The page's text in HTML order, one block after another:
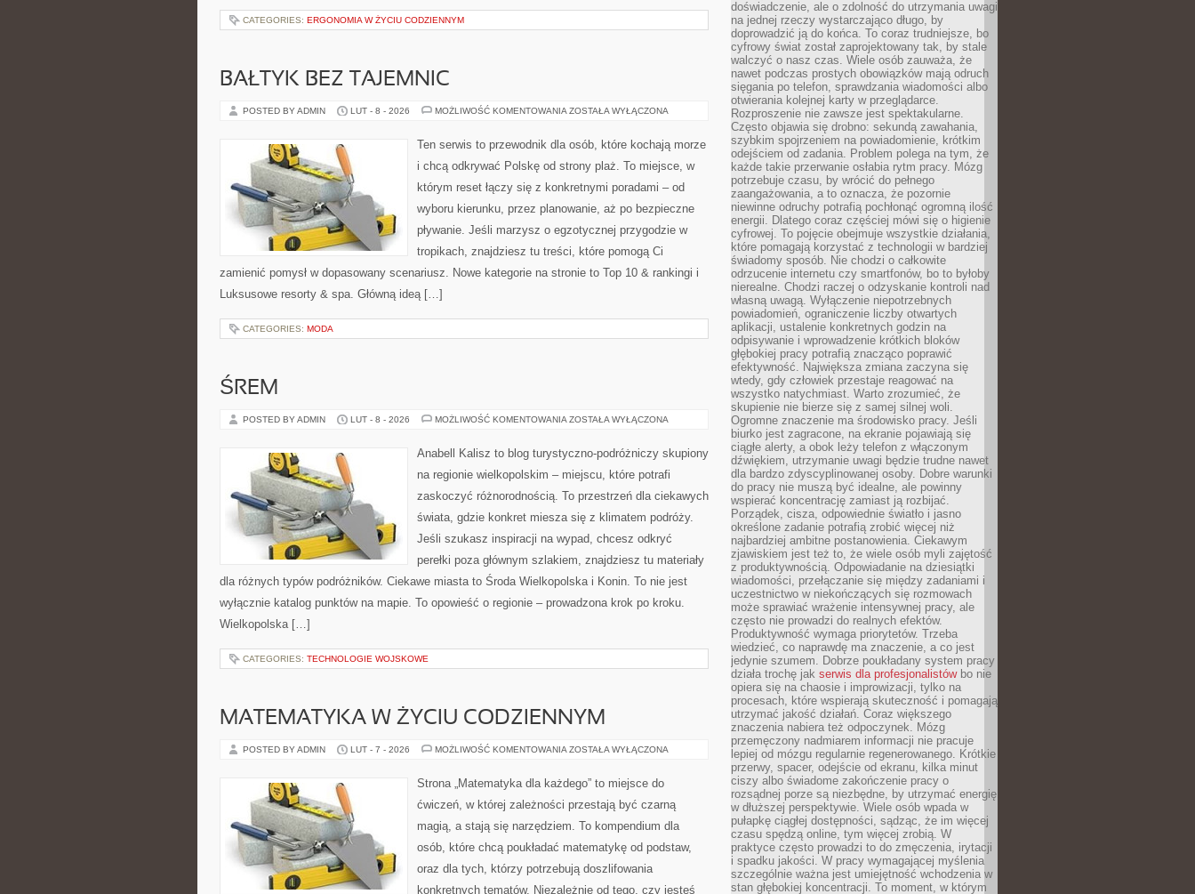
CATEGORIES: ERGONOMIA W ŻYCIU CODZIENNYM
BAŁTYK BEZ TAJEMNIC
POSTED BY ADMIN LUT - 8 - 2026 MOŻLIWOŚĆ KOMENTOWANIA BAŁTYK
ZOSTAŁA WYŁĄCZONA
Ten serwis to przewodnik dla osób, które kochają morze
i chcą odkrywać Polskę od strony plaż. To miejsce, w
którym reset łączy się z konkretnymi poradami – od
wyboru kierunku, przez planowanie, aż po bezpieczne
pływanie. Jeśli marzysz o egzotycznej przygodzie w
tropikach, znajdziesz tu treści, które pomogą Ci
zamienić pomysł w dopasowany scenariusz. Nowe kategorie na stronie to Top 10 & rankingi i
Luksusowe resorty & spa. Główną ideą […]
CATEGORIES: MODA
ŚREM
POSTED BY ADMIN LUT - 8 - 2026 MOŻLIWOŚĆ KOMENTOWANIA ŚREM
ZOSTAŁA WYŁĄCZONA
Anabell Kalisz to blog turystyczno-podróżniczy skupiony
na regionie wielkopolskim – miejscu, które potrafi
zaskoczyć różnorodnością. To przestrzeń dla ciekawych
świata, gdzie konkret miesza się z klimatem podróży.
Jeśli szukasz inspiracji na wypad, chcesz odkryć
perełki poza głównym szlakiem, znajdziesz tu materiały
dla różnych typów podróżników. Ciekawe miasta to Środa Wielkopolska i Konin. To nie jest
wyłącznie katalog punktów na mapie. To opowieść o regionie – prowadzona krok po kroku.
Wielkopolska […]
CATEGORIES: TECHNOLOGIE WOJSKOWE
MATEMATYKA W ŻYCIU CODZIENNYM
POSTED BY ADMIN LUT - 7 - 2026 MOŻLIWOŚĆ KOMENTOWANIA MATEMATYKA
CODZIENNYM
ZOSTAŁA WYŁĄCZONA
Strona „Matematyka dla każdego” to miejsce do
ćwiczeń, w której zależności przestają być czarną
magią, a stają się narzędziem. To kompendium dla
osób, które chcą poukładać matematykę od podstaw,
oraz dla tych, którzy potrzebują doszlifowania
konkretnych tematów. Niezależnie od tego, czy jesteś
doświadczenie, ale o zdolność do utrzymania uwagi
na jednej rzeczy wystarczająco długo, by
doprowadzić ją do końca. To coraz trudniejsze, bo
cyfrowy świat został zaprojektowany tak, by stale
walczyć o nasz czas. Wiele osób zauważa, że
nawet podczas prostych obowiązków mają odruch
sięgania po telefon, sprawdzania wiadomości albo
otwierania kolejnej karty w przeglądarce.
Rozproszenie nie zawsze jest spektakularne.
Często objawia się drobno: sekundą zawahania,
szybkim spojrzeniem na powiadomienie, krótkim
odejściem od zadania. Problem polega na tym, że
każde takie przerwanie osłabia rytm pracy. Mózg
potrzebuje czasu, by wrócić do pełnego
zaangażowania, a to oznacza, że pozornie
niewinne odruchy potrafią pochłonąć ogromną ilość
energii. Dlatego coraz częściej mówi się o higienie
cyfrowej. To pojęcie obejmuje wszystkie działania,
które pomagają korzystać z technologii w bardziej
świadomy sposób. Nie chodzi o całkowite
odrzucenie internetu czy smartfonów, bo to byłoby
nierealne. Chodzi raczej o odzyskanie kontroli nad
własną uwagą. Wyłączenie niepotrzebnych
powiadomień, ograniczenie liczby otwartych
aplikacji, ustalenie konkretnych godzin na
odpisywanie i wprowadzenie krótkich bloków
głębokiej pracy potrafią znacząco poprawić
efektywność. Największa zmiana zaczyna się
wtedy, gdy człowiek przestaje reagować na
wszystko natychmiast. Warto zrozumieć, że
skupienie nie bierze się z samej silnej woli.
Ogromne znaczenie ma środowisko pracy. Jeśli
biurko jest zagracone, na ekranie pojawiają się
ciągłe alerty, a obok leży telefon z włączonym
dźwiękiem, utrzymanie uwagi będzie trudne nawet
dla bardzo zdyscyplinowanej osoby. Dobre warunki
do pracy nie muszą być idealne, ale powinny
wspierać koncentrację zamiast ją rozbijać.
Porządek, cisza, odpowiednie światło i jasno
określone zadanie potrafią zrobić więcej niż
najbardziej ambitne postanowienia. Ciekawym
zjawiskiem jest też to, że wiele osób myli zajętość
z produktywnością. Odpowiadanie na dziesiątki
wiadomości, przełączanie się między zadaniami i
uczestnictwo w niekończących się rozmowach
może sprawiać wrażenie intensywnej pracy, ale
często nie prowadzi do realnych efektów.
Produktywność wymaga priorytetów. Trzeba
wiedzieć, co naprawdę ma znaczenie, a co jest
jedynie szumem. Dobrze poukładany system pracy
działa trochę jak serwis dla profesjonalistówbo nie
opiera się na chaosie i improwizacji, tylko na
procesach, które wspierają skuteczność i pomagają
utrzymać jakość działań. Coraz większego
znaczenia nabiera też odpoczynek. Mózg
przemęczony nadmiarem informacji nie pracuje
lepiej od mózgu regularnie regenerowanego. Krótkie
przerwy, spacer, odejście od ekranu, kilka minut
ciszy albo świadome zakończenie pracy o
rozsądnej porze są niezbędne, by utrzymać energię
w dłuższej perspektywie. Wiele osób wpada w
pułapkę ciągłej dostępności, sądząc, że im więcej
czasu spędzą online, tym więcej zrobią. W
praktyce często prowadzi to do zmęczenia, irytacji
i spadku jakości. W pracy wymagającej myślenia
szczególnie ważna jest umiejętność wchodzenia w
stan głębokiej koncentracji. To moment, w którym